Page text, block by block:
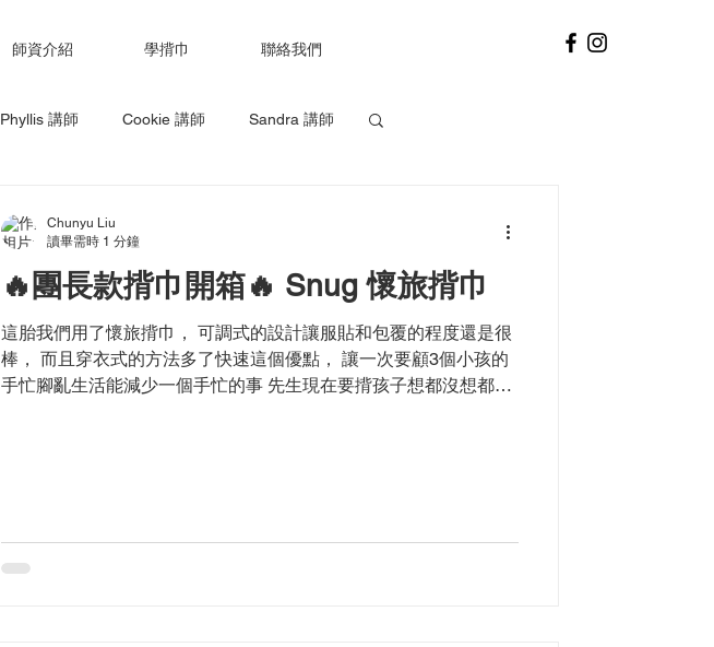
師資介紹 學揹巾 聯絡我們
Phyllis 講師 Cookie 講師 Sandra 講師
🔥團長款揹巾開箱🔥 Snug 懷旅揹巾
這胎我們用了懷旅揹巾， 可調式的設計讓服貼和包覆的程度還是很
棒， 而且穿衣式的方法多了快速這個優點， 讓一次要顧3個小孩的
手忙腳亂生活能減少一個手忙的事 先生現在要揹孩子想都沒想都直
Chunyu Liu
讀畢需時 1 分鐘